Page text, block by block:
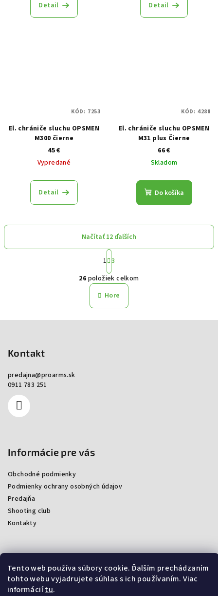
Tento web používa súbory cookie. Ďalším prechádzaním
tohto webu vyjadrujete súhlas s ich používaním. Viac
informáciítu.
Detail Detail
El. chrániče sluchu OPSMEN
M300 čierne
45 €
Vypredané
Detail
KÓD: 7253
El. chrániče sluchu OPSMEN
M31 plus Čierne
66 €
Skladom
Do košíka
KÓD: 4288
Ovládacie prvky výpisu
Načítať 12 ďalších
Stránkovanie
1 3
26 položiek celkom
Hore
Kontakt
predajna@proarms.sk
0911 783 251
Informácie pre vás
Obchodné podmienky
Podmienky ochrany osobných údajov
Predajňa
Shooting club
Kontakty
Facebook